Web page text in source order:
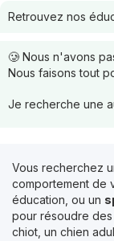
Retrouvez nos
🥲 Nous n'avons
Nous faisons tout
Je recherche une
Vous recherchez
comportement de
éducation, ou un
pour résoudre
chiot, un chien